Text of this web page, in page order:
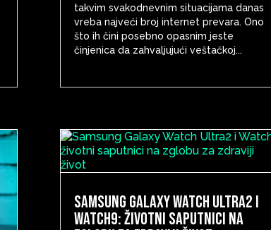
takvim svakodnevnim situacijama danas
vreba najveći broj internet prevara. Ono
što ih čini posebno opasnim jeste
činjenica da zahvaljujući veštačkoj...
Samsung Galaxy Watch Ultra2 i
Watch9: životni saputnici na